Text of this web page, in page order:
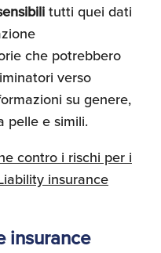
tutti quei dati
che potrebbero
verso
su genere,
pelle e simili.
contro i rischi per i
insurance
insurance